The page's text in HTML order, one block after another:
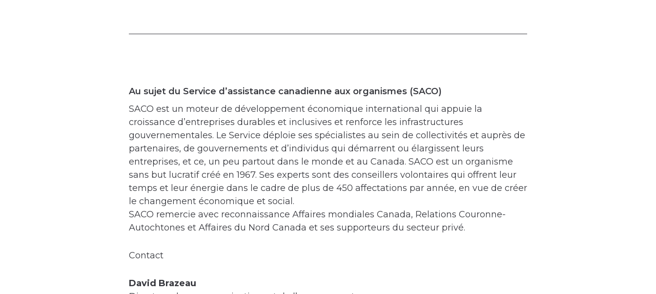
Au sujet du Service d’assistance canadienne aux organismes (SACO)
SACO est un moteur de développement économique international qui appuie la
croissance d’entreprises durables et inclusives et renforce les infrastructures
gouvernementales. Le Service déploie ses spécialistes au sein de collectivités et auprès de
partenaires, de gouvernements et d’individus qui démarrent ou élargissent leurs
entreprises, et ce, un peu partout dans le monde et au Canada. SACO est un organisme
sans but lucratif créé en 1967. Ses experts sont des conseillers volontaires qui offrent leur
temps et leur énergie dans le cadre de plus de 450 affectations par année, en vue de créer
le changement économique et social.
SACO remercie avec reconnaissance Affaires mondiales Canada, Relations Couronne-
Autochtones et Affaires du Nord Canada et ses supporteurs du secteur privé.
Contact
David Brazeau